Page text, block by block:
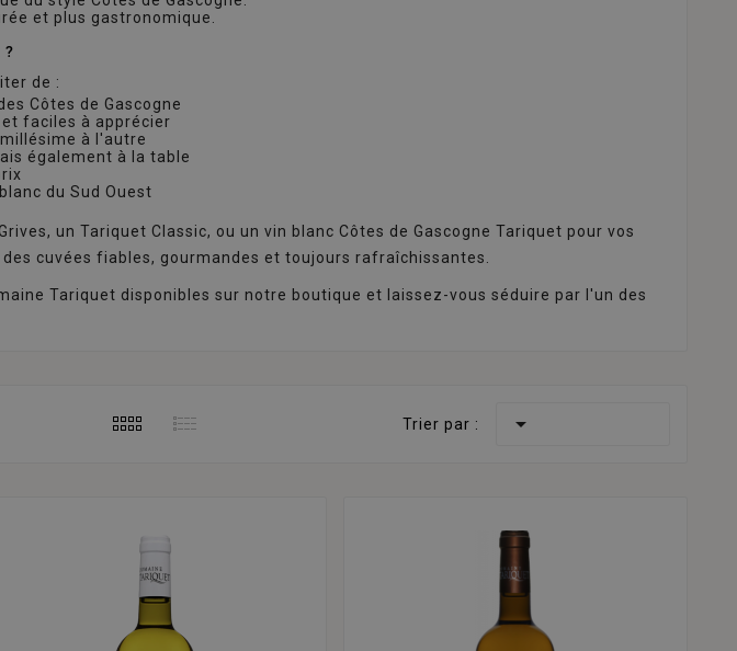
et plus gastronomique.
?
de :
Côtes de Gascogne
faciles à apprécier
à l'autre
également à la table
du Sud Ouest
un Tariquet Classic, ou un vin blanc Côtes de Gascogne Tariquet pour vos
cuvées fiables, gourmandes et toujours rafraîchissantes.
Tariquet disponibles sur notre boutique et laissez-vous séduire par l'un des
Trier par : 